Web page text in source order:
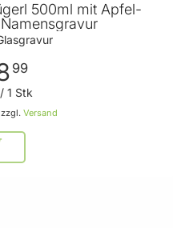
500ml mit Apfel-
99
Versand
/ 1 Stk
den Warenkorb